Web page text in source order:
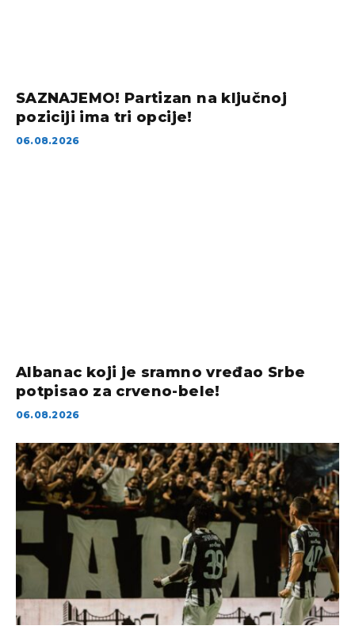
SAZNAJEMO! Partizan na ključnoj
poziciji ima tri opcije!
06.08.2026
Albanac koji je sramno vređao Srbe
potpisao za crveno-bele!
06.08.2026